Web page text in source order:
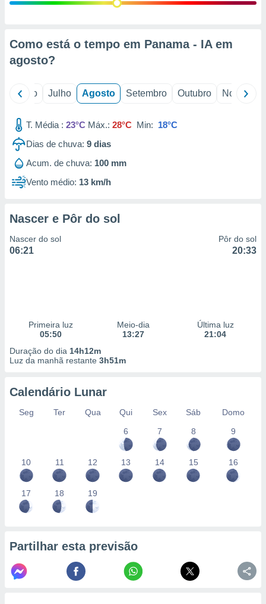
estudos
1199
Como está o tempo em Panama - IA em
agosto?
Junho Julho Agosto Setembro Outubro Novembro
T. Média : 23°C Máx.: 28°C Min: 18°C
Dias de chuva: 9 dias
Acum. de chuva: 100 mm
Vento médio: 13 km/h
Nascer e Pôr do sol
Nascer do sol
06:21
Pôr do sol
20:33
Primeira luz
05:50
Meio-dia
13:27
Última luz
21:04
Duração do dia 14h12m
Luz da manhã restante 3h51m
Calendário Lunar
Seg Ter Qua Qui Sex Sáb
Domo
6
7 8 9
10 11 12 13 14 15 16
17 18 19
Partilhar esta previsão